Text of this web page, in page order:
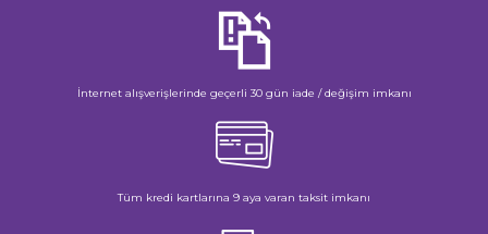
İnternet alışverişlerinde geçerli 30 gün iade / değişim imkanı
Tüm kredi kartlarına 9 aya varan taksit imkanı